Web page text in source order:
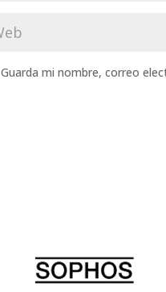
Guarda mi nombre, correo